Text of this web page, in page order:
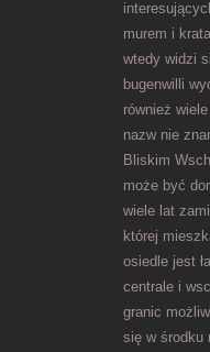
murem i
wtedy widzi
bugenwilli
również
nazw nie
Bliskim
może być
wiele lat
której
osiedle jest
centrale i
granic
się w środku